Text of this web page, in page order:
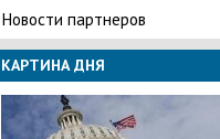
Новости партнеров
КАРТИНА ДНЯ